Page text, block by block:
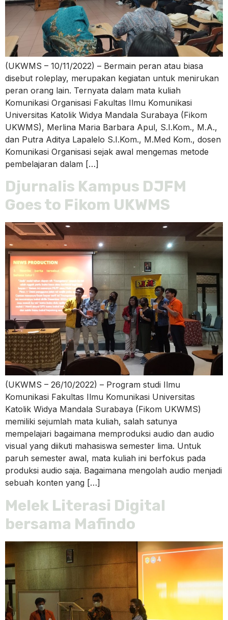
(UKWMS – 10/11/2022) – Bermain peran atau biasa
disebut roleplay, merupakan kegiatan untuk menirukan
peran orang lain. Ternyata dalam mata kuliah
Komunikasi Organisasi Fakultas Ilmu Komunikasi
Universitas Katolik Widya Mandala Surabaya (Fikom
UKWMS), Merlina Maria Barbara Apul, S.I.Kom., M.A.,
dan Putra Aditya Lapalelo S.I.Kom., M.Med Kom., dosen
Komunikasi Organisasi sejak awal mengemas metode
pembelajaran dalam […]
Djurnalis Kampus DJFM
Goes to Fikom UKWMS
(UKWMS – 26/10/2022) – Program studi Ilmu
Komunikasi Fakultas Ilmu Komunikasi Universitas
Katolik Widya Mandala Surabaya (Fikom UKWMS)
memiliki sejumlah mata kuliah, salah satunya
mempelajari bagaimana memproduksi audio dan audio
visual yang diikuti mahasiswa semester lima. Untuk
paruh semester awal, mata kuliah ini berfokus pada
produksi audio saja. Bagaimana mengolah audio menjadi
sebuah konten yang […]
Melek Literasi Digital
bersama Mafindo